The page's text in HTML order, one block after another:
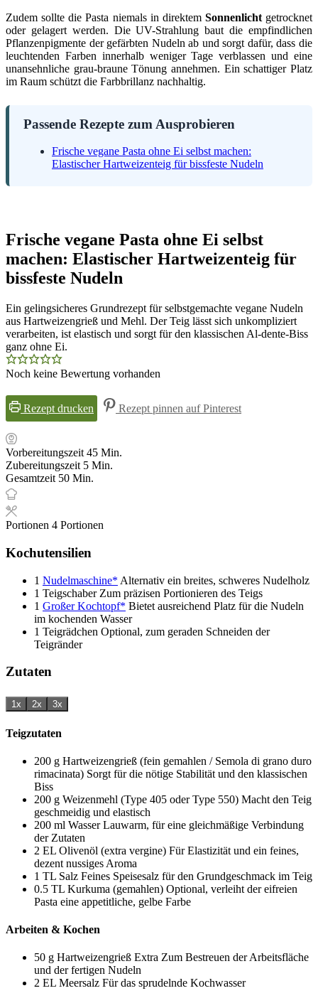
Zudem sollte die Pasta niemals in direktem Sonnenlichtgetrocknet
oder gelagert werden. Die UV-Strahlung baut die empfindlichen
Pflanzenpigmente der gefärbten Nudeln ab und sorgt dafür, dass die
leuchtenden Farben innerhalb weniger Tage verblassen und eine
unansehnliche grau-braune Tönung annehmen. Ein schattiger Platz
im Raum schützt die Farbbrillanz nachhaltig.
Passende Rezepte zum Ausprobieren
Frische vegane Pasta ohne Ei selbst machen:
Elastischer Hartweizenteig für bissfeste Nudeln
Frische vegane Pasta ohne Ei selbst
machen: Elastischer Hartweizenteig für
bissfeste Nudeln
Ein gelingsicheres Grundrezept für selbstgemachte vegane Nudeln
aus Hartweizengrieß und Mehl. Der Teig lässt sich unkompliziert
verarbeiten, ist elastisch und sorgt für den klassischen Al-dente-Biss
ganz ohne Ei.
Noch keine Bewertung vorhanden
Rezept drucken Rezept pinnen auf Pinterest
Vorbereitungszeit 45Minuten
Min.
Zubereitungszeit 5Minuten
Min.
Gesamtzeit 50Minuten
Min.
Portionen 4 Portionen
Kochutensilien
1 Nudelmaschine* Alternativ ein breites, schweres Nudelholz
1 Teigschaber Zum präzisen Portionieren des Teigs
1 Großer Kochtopf* Bietet ausreichend Platz für die Nudeln
im kochenden Wasser
1 Teigrädchen Optional, zum geraden Schneiden der
Teigränder
Zutaten
1x 2x 3x
Teigzutaten
200 g Hartweizengrieß (fein gemahlen / Semola di grano duro
rimacinata) Sorgt für die nötige Stabilität und den klassischen
Biss
200 g Weizenmehl (Type 405 oder Type 550) Macht den Teig
geschmeidig und elastisch
200 ml Wasser Lauwarm, für eine gleichmäßige Verbindung
der Zutaten
2 EL Olivenöl (extra vergine) Für Elastizität und ein feines,
dezent nussiges Aroma
1 TL Salz Feines Speisesalz für den Grundgeschmack im Teig
0.5 TL Kurkuma (gemahlen) Optional, verleiht der eifreien
Pasta eine appetitliche, gelbe Farbe
Arbeiten & Kochen
50 g Hartweizengrieß Extra Zum Bestreuen der Arbeitsfläche
und der fertigen Nudeln
2 EL Meersalz Für das sprudelnde Kochwasser